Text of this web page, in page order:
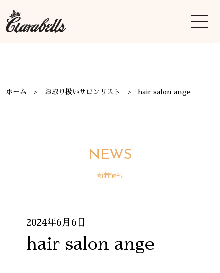
ホーム お取り扱いサロンリスト hair salon ange
NEWS
新着情報
2024年6月6日
hair salon ange